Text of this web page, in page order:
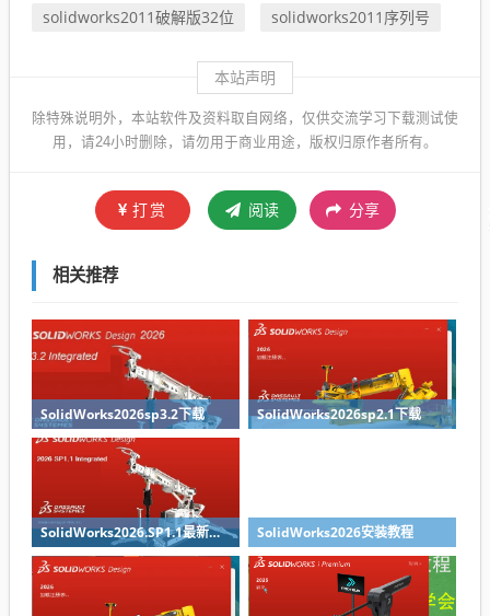
solidworks2011破解版32位
solidworks2011序列号
本站声明
除特殊说明外，本站软件及资料取自网络，仅供交流学习下载测试使
用，请24小时删除，请勿用于商业用途，版权归原作者所有。
打赏 阅读 分享
相关推荐
SolidWorks2026sp3.2下载 SolidWorks2026sp2.1下载
SolidWorks2026.SP1.1最新版免费下载 SolidWorks2026安装教程